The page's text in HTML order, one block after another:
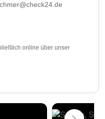
online über unser